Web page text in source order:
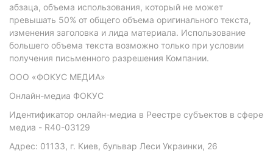
абзаца, объема использования, который не может
превышать 50% от общего объема оригинального текста,
изменения заголовка и лида материала. Использование
большего объема текста возможно только при условии
получения письменного разрешения Компании.
ООО «ФОКУС МЕДИА»
Онлайн-медиа ФОКУС
Идентификатор онлайн-медиа в Реестре субъектов в сфере
медиа - R40-03129
Адрес: 01133, г. Киев, бульвар Леси Украинки, 26